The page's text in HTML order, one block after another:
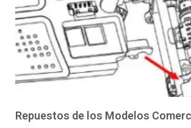
Repuestos de los Modelos